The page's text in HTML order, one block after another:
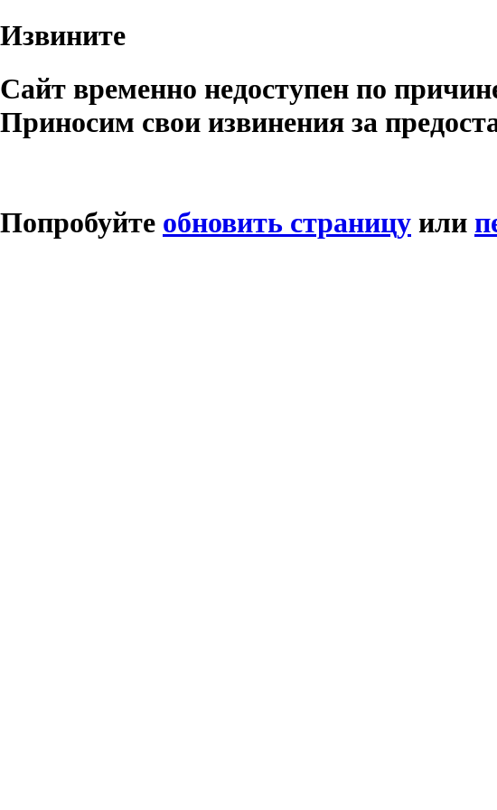
Извините
Сайт временно недоступен по
Приносим свои извинения за
Попробуйте обновить страницу или